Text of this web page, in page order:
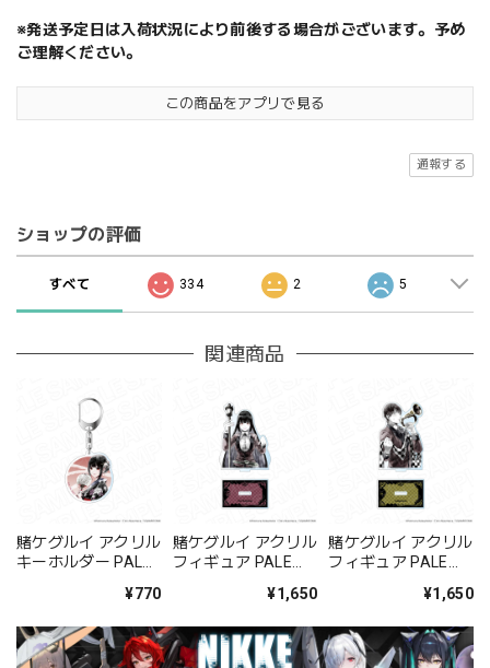
※発送予定日は入荷状況により前後する場合がございます。予め
ご理解ください。
この商品をアプリで見る
通報する
ショップの評価
すべて 334 2 5
関連商品
賭ケグルイ アクリル
キーホルダー PALE
¥770
賭ケグルイ アクリル
フィギュア PALE
¥1,650
賭ケグルイ アクリル
フィギュア PALE
¥1,650